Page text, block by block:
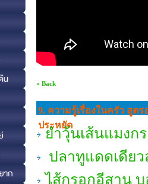
« Back
9. ความรู้เรื่องในครัว สูต
ประหยัด
ยำวุ้นเส้นแมงก
ปลาทูแดดเดีย
ไส้กรอกอีสาน